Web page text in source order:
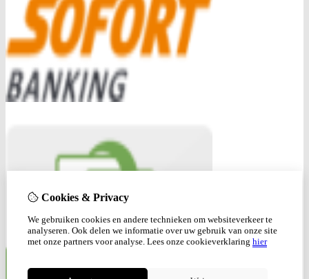
Cookies & Privacy
We gebruiken cookies en andere technieken om websiteverkeer te
analyseren. Ook delen we informatie over uw gebruik van onze site
met onze partners voor analyse. Lees onze cookieverklaring hier